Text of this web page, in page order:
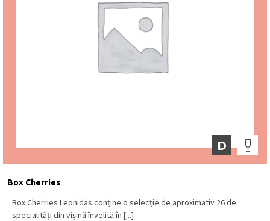
D
Box Cherries
Box Cherries Leonidas conține o selecție de aproximativ 26 de
specialități din vișină învelită în [...]